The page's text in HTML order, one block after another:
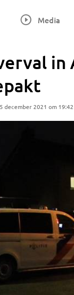
Media
in
december 2021 om 19:42